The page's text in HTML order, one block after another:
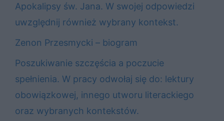
Apokalipsy św. Jana. W swojej odpowiedzi
uwzględnij również wybrany kontekst.
Zenon Przesmycki – biogram
Poszukiwanie szczęścia a poczucie
spełnienia. W pracy odwołaj się do: lektury
obowiązkowej, innego utworu literackiego
oraz wybranych kontekstów.